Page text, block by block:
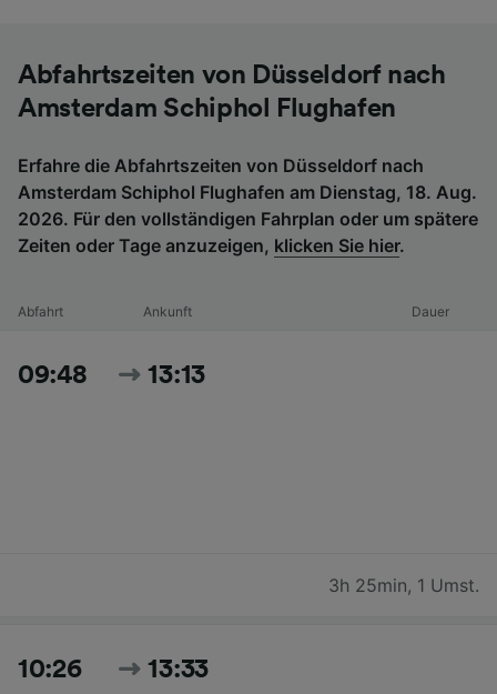
Abfahrtszeiten von Düsseldorf nach
Amsterdam Schiphol Flughafen
Erfahre die Abfahrtszeiten von Düsseldorf nach
Amsterdam Schiphol Flughafen am Dienstag, 18. Aug.
2026. Für den vollständigen Fahrplan oder um spätere
Zeiten oder Tage anzuzeigen, klicken Sie hier.
Abfahrt Ankunft Dauer
09:48 13:13
3h 25min, 1 Umst.
10:26 13:33